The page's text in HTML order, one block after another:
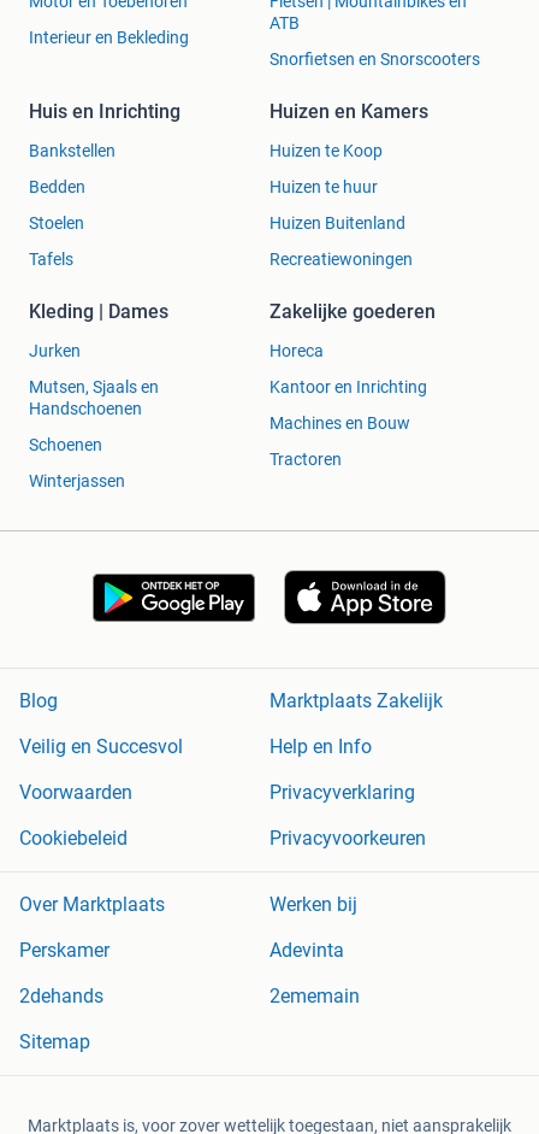
Interieur en Bekleding
ATB
Snorfietsen en Snorscooters
Huis en Inrichting
Bankstellen
Bedden
Stoelen
Tafels
Huizen en Kamers
Huizen te Koop
Huizen te huur
Huizen Buitenland
Recreatiewoningen
Kleding | Dames
Jurken
Mutsen, Sjaals en
Handschoenen
Schoenen
Winterjassen
Zakelijke goederen
Horeca
Kantoor en Inrichting
Machines en Bouw
Tractoren
Blog
Marktplaats Zakelijk
Veilig en Succesvol
Help en Info
Voorwaarden
Privacyverklaring
Cookiebeleid
Privacyvoorkeuren
Over Marktplaats
Werken bij
Perskamer
Adevinta
2dehands
2ememain
Sitemap
Marktplaats is, voor zover wettelijk toegestaan, niet aansprakelijk